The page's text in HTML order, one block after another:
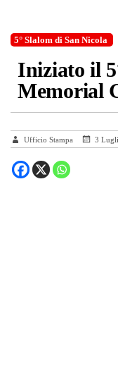
5° Slalom di San Nicola
Iniziato il
Memorial
Ufficio Stampa 3